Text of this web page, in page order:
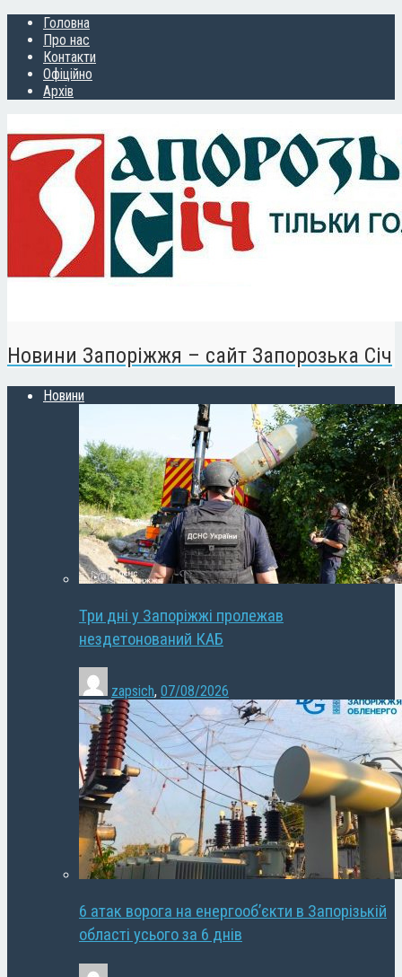
Головна
Про нас
Контакти
Офіційно
Архів
Новини Запоріжжя – сайт Запорозька Січ
Новини
Три дні у Запоріжжі пролежав
нездетонований КАБ
zapsich, 07/08/2026
6 атак ворога на енергооб’єкти в Запорізькій
області усього за 6 днів